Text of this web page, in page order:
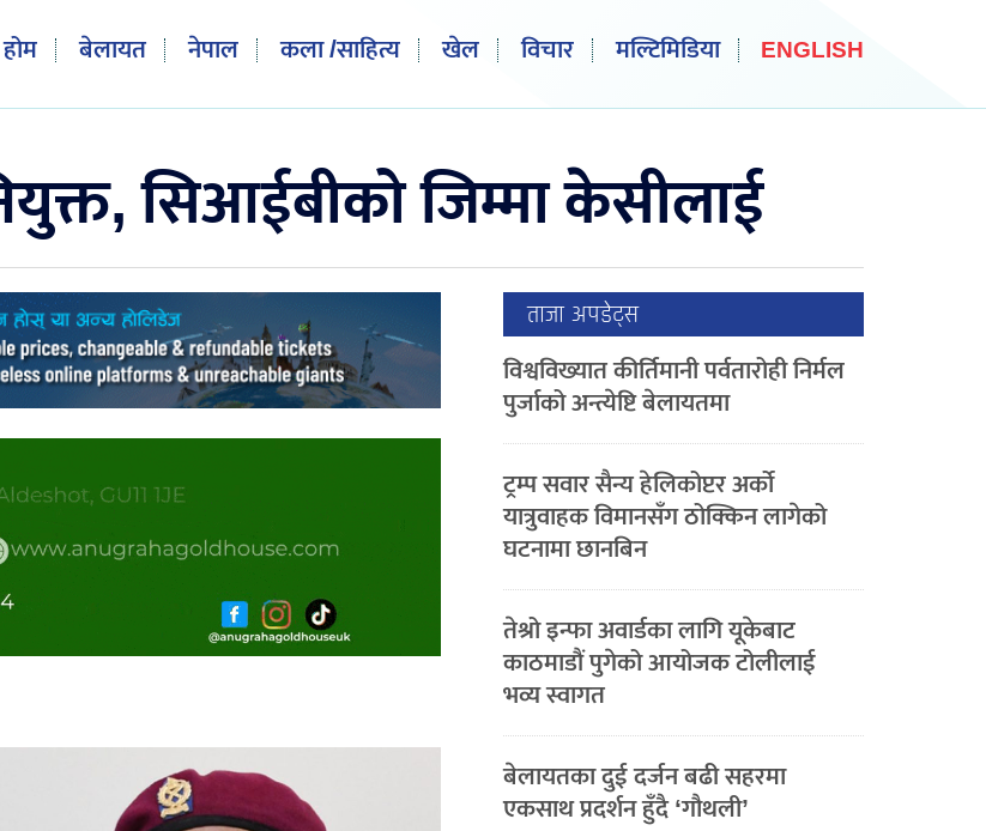
होम बेलायत नेपाल कला /साहित्य खेल विचार मल्टिमिडिया ENGLISH
सिआईबीको जिम्मा केसीलाई
ताजा अपडेट्स
विश्वविख्यात कीर्तिमानी पर्वतारोही निर्मल
पुर्जाको अन्त्येष्टि बेलायतमा
ट्रम्प सवार सैन्य हेलिकोप्टर अर्को
यात्रुवाहक विमानसँग ठोक्किन लागेको
घटनामा छानबिन
तेश्रो इन्फा अवार्डका लागि यूकेबाट
काठमाडौं पुगेको आयोजक टोलीलाई
भव्य स्वागत
बेलायतका दुई दर्जन बढी सहरमा
एकसाथ प्रदर्शन हुँदै ‘गौथली’